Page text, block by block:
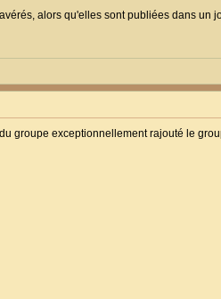
alors qu'elles sont publiées dans un
groupe exceptionnellement rajouté le